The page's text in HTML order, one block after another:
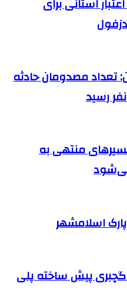
تعداد مصدومان حادثه
منتهی به
می‌شود
گچبری پیش ساخته پلی